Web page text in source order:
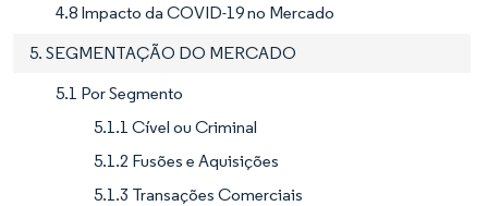
4.8 Impacto da COVID-19 no Mercado
5. SEGMENTAÇÃO DO MERCADO
5.1 Por Segmento
5.1.1 Cível ou Criminal
5.1.2 Fusões e Aquisições
5.1.3 Transações Comerciais